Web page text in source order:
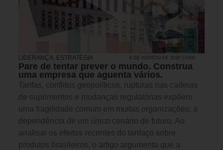
LIDERANÇA, ESTRATÉGIA 6 DE AGOSTO DE 2026 17H00
Pare de tentar prever o mundo. Construa
uma empresa que aguenta vários.
Tarifas, conflitos geopolíticos, rupturas nas cadeias
de suprimentos e mudanças regulatórias expõem
uma fragilidade comum em muitas organizações: a
dependência de um único cenário de futuro. Ao
analisar os efeitos recentes do tarifaço sobre
produtos brasileiros, o artigo argumenta que a